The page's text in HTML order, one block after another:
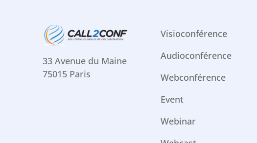
33 Avenue du Maine
75015 Paris
Visioconférence
Audioconférence
Webconférence
Event
Webinar